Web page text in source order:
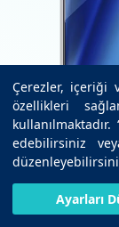
Çerezler, içeriği
özellikleri
edebilirsiniz
Ayarları
HIZLI RANDEVU